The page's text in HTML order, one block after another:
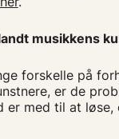
musikkens
forskelle på
er de
er med til at løse,